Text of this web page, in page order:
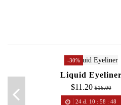
-30%
Liquid Eyeliner
$11.20 $16.00
24 d. 10 :58 :48